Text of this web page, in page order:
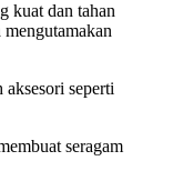
kuat dan tahan
seperti
seragam